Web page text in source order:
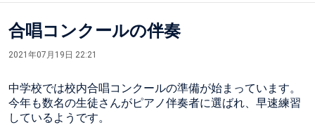
合唱コンクールの伴奏
2021年07月19日 22:21
中学校では校内合唱コンクールの準備が始まっています。
今年も数名の生徒さんがピアノ伴奏者に選ばれ、早速練習
しているようです。